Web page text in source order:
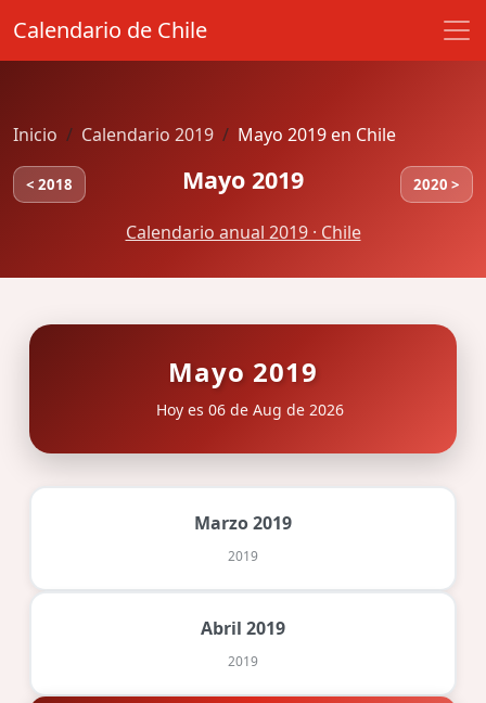
Calendario de Chile
Inicio Calendario 2019 Mayo 2019 en Chile
< 2018 Mayo 2019 2020 >
Calendario anual 2019 · Chile
Mayo 2019
Hoy es 06 de Aug de 2026
Marzo 2019
2019
Abril 2019
2019